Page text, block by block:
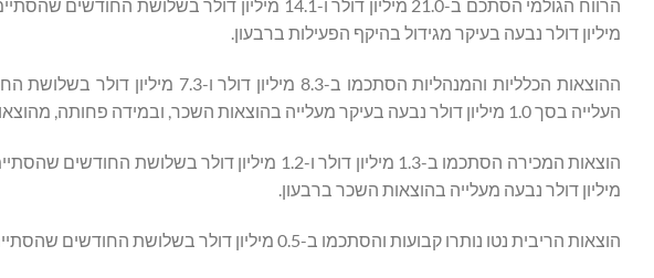
מיליון דולר נבעה בעיקר מגידול בהיקף הפעילות ברבעון.
העלייה בסך 1.0 מיליון דולר נבעה בעיקר מעלייה בהוצאות השכר, ובמידה פחותה, מהוצאות מקצועיות ברבעון.
מיליון דולר נבעה מעלייה בהוצאות השכר ברבעון.
הוצאות הריבית נטו נותרו קבועות והסתכמו ב-0.5 מיליון דולר בשלושת החודשים שהסתיימו ב-31 באוקטובר 2025 ו-2024, בהתאמה.